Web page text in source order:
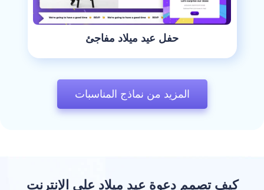
حفل عيد ميلاد مفاجئ
المزيد من نماذج المناسبات
كيف تصمم دعوة عيد ميلاد على الإنترنت